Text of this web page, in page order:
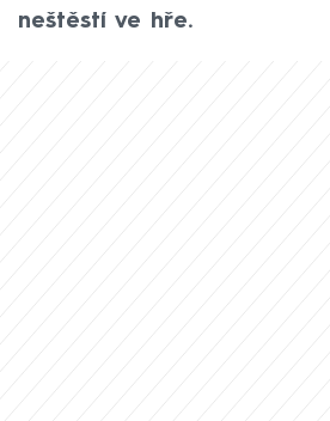
neštěstí ve hře.